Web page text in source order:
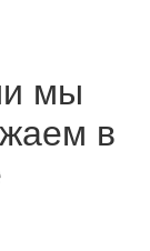
мы
в